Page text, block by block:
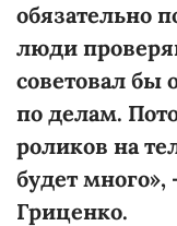
обязательно
люди
советовал бы
по делам.
роликов на
будет много»,
Гриценко.